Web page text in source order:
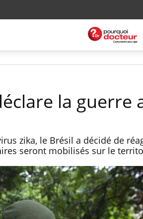
la guerre
zika, le Brésil a décidé de
seront mobilisés sur le